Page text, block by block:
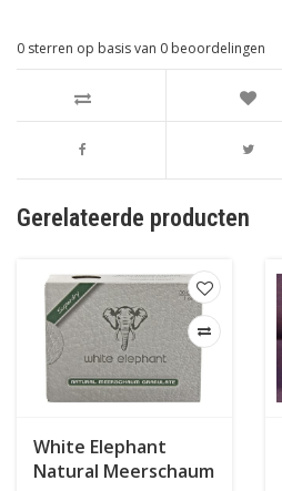
0 sterren op basis van 0 beoordelingen
Gerelateerde producten
White Elephant
Natural Meerschaum